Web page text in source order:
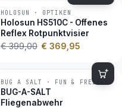
−7 %
HOLOSUN · OPTIKEN
Holosun HS510C - Offenes
Reflex Rotpunktvisier
€ 399,00 € 369,95
BESTSELLER
BUG A SALT · FUN & FREIZEIT
BUG-A-SALT
Fliegenabwehr